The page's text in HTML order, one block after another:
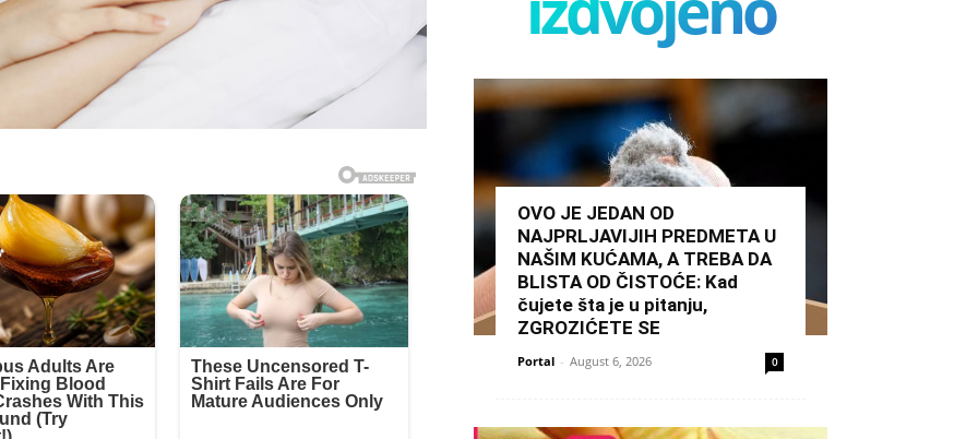
OVO JE JEDAN OD
NAJPRLJAVIJIH PREDMETA U
NAŠIM KUĆAMA, A TREBA DA
BLISTA OD ČISTOĆE: Kad
čujete šta je u pitanju,
ZGROZIĆETE SE
Portal - August 6, 2026 0